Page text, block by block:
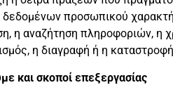
προσωπικού
η αναζήτηση πληροφοριών, η
η διαγραφή ή η
και σκοποί επεξεργασίας